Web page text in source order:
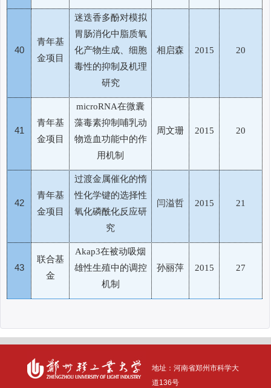
40
青年基
金项目
迷迭香多酚对模拟
胃肠消化中脂质氧
化产物生成、细胞
毒性的抑制及机理
研究
相启森 2015 20
41
青年基
金项目
microRNA在微囊
藻毒素抑制哺乳动
物造血功能中的作
用机制
周文珊 2015 20
42
青年基
金项目
过渡金属催化的惰
性化学键的选择性
氧化磷酰化反应研
究
闫溢哲 2015 21
43
联合基
金
Akap3在被动吸烟
雄性生殖中的调控
机制
孙丽萍 2015 27
地址：河南省郑州市科学大
道136号